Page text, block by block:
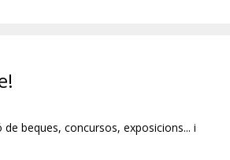
beques, concursos, exposicions... i